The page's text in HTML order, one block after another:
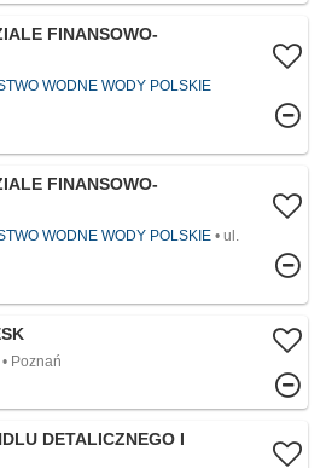
FINANSOWO-
WODNE WODY POLSKIE
FINANSOWO-
WODNE WODY POLSKIE
ul.
Poznań
DETALICZNEGO I